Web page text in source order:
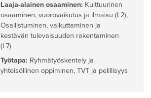
Laaja-alainen osaaminen: Kulttuurinen
osaaminen, vuorovaikutus ja ilmaisu (L2),
Osallistuminen, vaikuttaminen ja
kestävän tulevaisuuden rakentaminen
(L7)
Työtapa: Ryhmätyöskentely ja
yhteisöllinen oppiminen, TVT ja pelillisyys